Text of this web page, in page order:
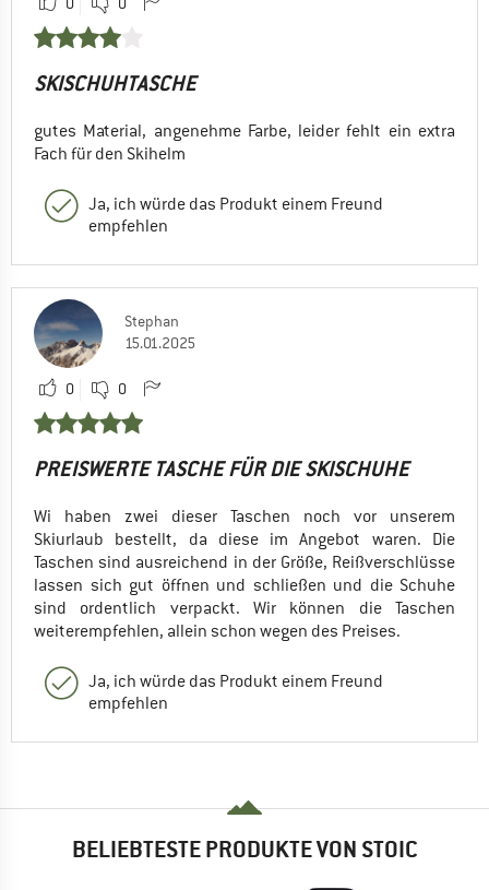
SKISCHUHTASCHE
gutes Material, angenehme Farbe, leider fehlt ein extra
Fach für den Skihelm
Ja, ich würde das Produkt einem Freund
empfehlen
Stephan
15.01.2025
0 0
PREISWERTE TASCHE FÜR DIE SKISCHUHE
Wi haben zwei dieser Taschen noch vor unserem
Skiurlaub bestellt, da diese im Angebot waren. Die
Taschen sind ausreichend in der Größe, Reißverschlüsse
lassen sich gut öffnen und schließen und die Schuhe
sind ordentlich verpackt. Wir können die Taschen
weiterempfehlen, allein schon wegen des Preises.
Ja, ich würde das Produkt einem Freund
empfehlen
BELIEBTESTE PRODUKTE VON STOIC